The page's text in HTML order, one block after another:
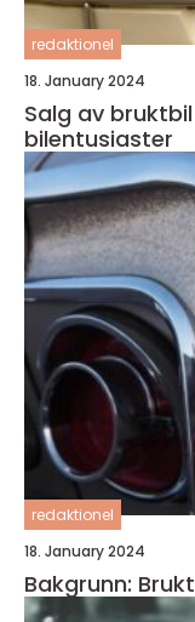
redaktionel
18. January 2024
Salg av
bilentusiaster
redaktionel
18. January 2024
Bakgrunn: